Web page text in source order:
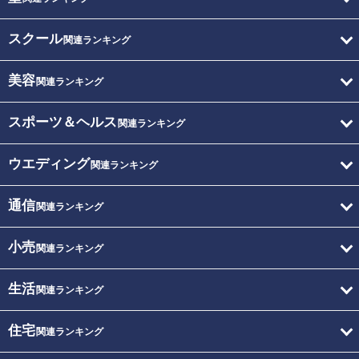
スクール関連ランキング
美容関連ランキング
スポーツ＆ヘルス 関連ランキング
ウエディング関連ランキング
通信関連ランキング
小売関連ランキング
生活関連ランキング
住宅関連ランキング